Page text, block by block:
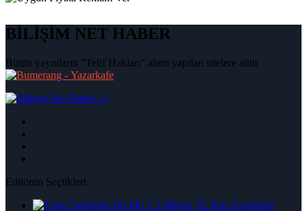
BİLİŞİM NET HABER
Bütün yayınların "Telif Hakları" alıntı yapılan sitelere aittir
|
Editörün Seçtikleri